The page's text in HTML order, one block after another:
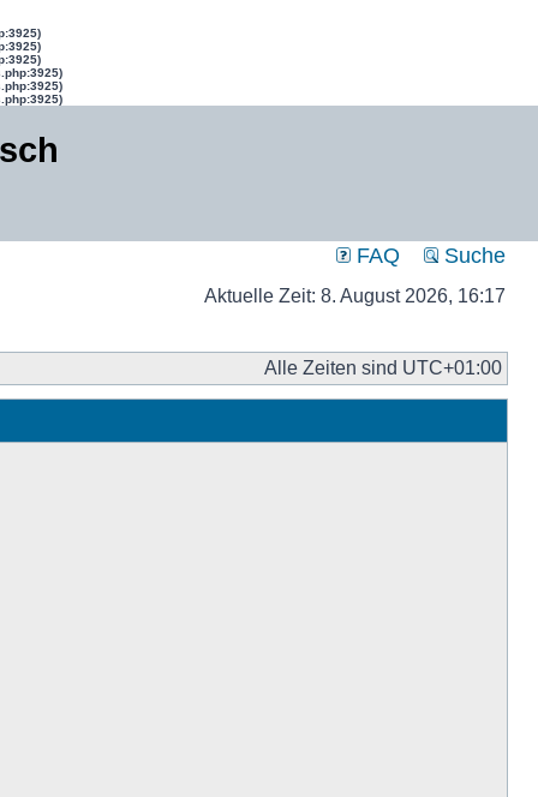
FAQ Suche
Aktuelle Zeit: 8. August 2026, 16:17
Alle Zeiten sind UTC+01:00